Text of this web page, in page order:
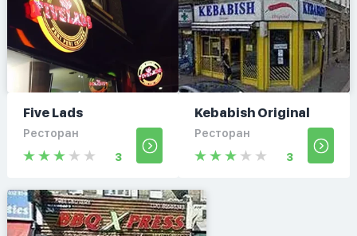
Five Lads
Ресторан
3
Kebabish Original
Ресторан
3